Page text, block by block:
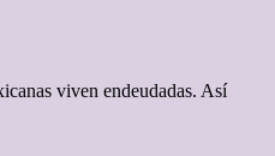
viven endeudadas. Así